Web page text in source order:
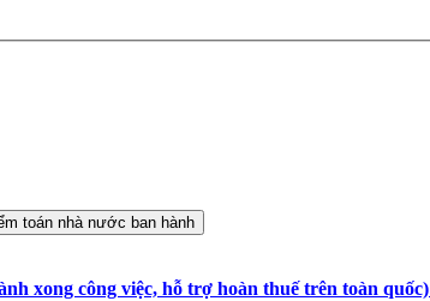
xong công việc, hỗ trợ hoàn thuế trên toàn quốc)